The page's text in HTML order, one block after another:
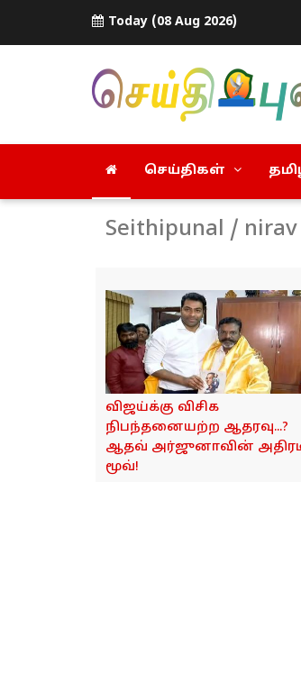
Today (08 Aug 2026)
செய்திகள்
Seithipunal /
விஜய்க்கு விசிக
நிபந்தனையற்ற ஆதரவு...?
ஆதவ் அர்ஜுனாவின்
மூவ்!